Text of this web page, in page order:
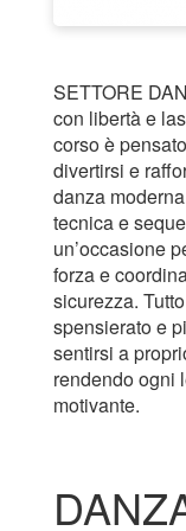
SETTORE
con libertà e
corso è
divertirsi e
danza
tecnica e
un’occasione
forza e
sicurezza.
spensierato e
sentirsi a
rendendo ogni
motivante.
DANZA MODERNA